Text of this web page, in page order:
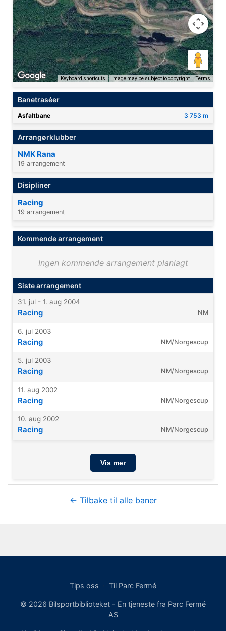
Keyboard shortcuts Image may be subject to copyright Terms
Banetraséer
Asfaltbane 3 753 m
Arrangørklubber
NMK Rana
19 arrangement
Disipliner
Racing
19 arrangement
Kommende arrangement
Ingen kommende arrangement planlagt
Siste arrangement
31. jul - 1. aug 2004
Racing NM
6. jul 2003
Racing NM/Norgescup
5. jul 2003
Racing NM/Norgescup
11. aug 2002
Racing NM/Norgescup
10. aug 2002
Racing NM/Norgescup
Vis mer
← Tilbake til alle baner
Tips oss · Til Parc Fermé
© 2026 Bilsportbiblioteket - En tjeneste fra Parc Fermé
AS